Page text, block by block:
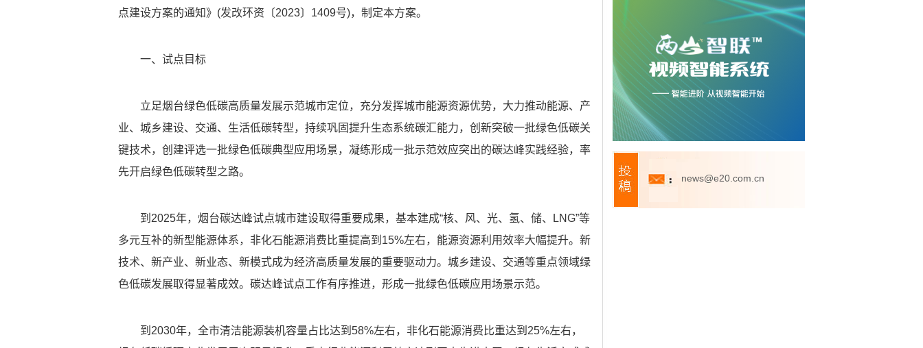
点建设方案的通知》(发改环资〔2023〕1409号)，制定本方案。
一、试点目标
立足烟台绿色低碳高质量发展示范城市定位，充分发挥城市能源资源优势，大力推动能源、产
业、城乡建设、交通、生活低碳转型，持续巩固提升生态系统碳汇能力，创新突破一批绿色低碳关
键技术，创建评选一批绿色低碳典型应用场景，凝练形成一批示范效应突出的碳达峰实践经验，率
先开启绿色低碳转型之路。
到2025年，烟台碳达峰试点城市建设取得重要成果，基本建成“核、风、光、氢、储、LNG”等
多元互补的新型能源体系，非化石能源消费比重提高到15%左右，能源资源利用效率大幅提升。新
技术、新产业、新业态、新模式成为经济高质量发展的重要驱动力。城乡建设、交通等重点领域绿
色低碳发展取得显著成效。碳达峰试点工作有序推进，形成一批绿色低碳应用场景示范。
到2030年，全市清洁能源装机容量占比达到58%左右，非化石能源消费比重达到25%左右，
news@e20.com.cn